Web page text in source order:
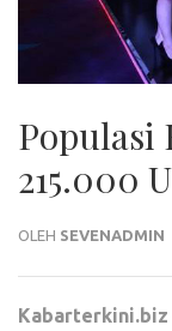
Populasi
215.000
OLEH SEVENADMIN
Kabarterkini.biz